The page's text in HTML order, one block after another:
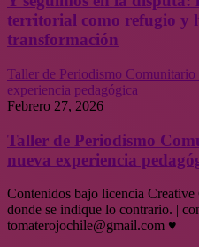
territorial como refugio y
transformación
Taller de Periodismo
experiencia pedagógica
Febrero 27, 2026
Taller de Periodismo
nueva experiencia
Contenidos bajo licencia
donde se indique lo contrario. |
tomaterojochile@gmail.com ♥